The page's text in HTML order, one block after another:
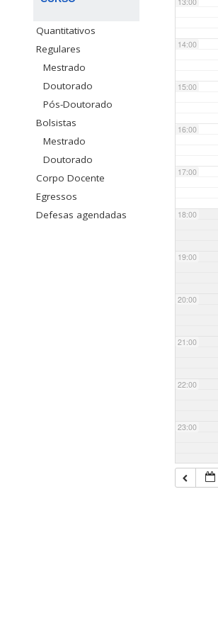
Quantitativos
Regulares
Mestrado
Doutorado
Pós-Doutorado
Bolsistas
Mestrado
Doutorado
Corpo Docente
Egressos
Defesas agendadas
14:00
15:00
16:00
17:00
18:00
19:00
20:00
21:00
22:00
23:00